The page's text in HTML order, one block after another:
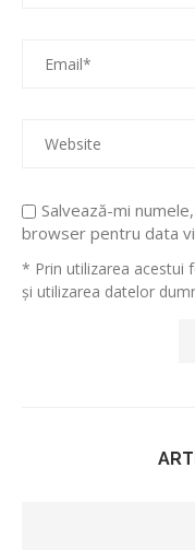
Salvează-mi
browser pentru data
* Prin utilizarea acestui
și utilizarea datelor